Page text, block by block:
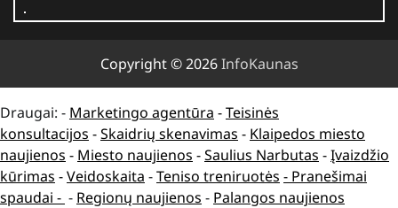
Copyright © 2026InfoKaunas
Draugai: - Marketingo agentūra -Teisinės
konsultacijos -Skaidrių skenavimas - Klaipedos miesto
naujienos - Miesto naujienos -Saulius Narbutas -Įvaizdžio
kūrimas -Veidoskaita -Teniso treniruotės - Pranešimai
spaudai - - Regionų naujienos - Palangos naujienos